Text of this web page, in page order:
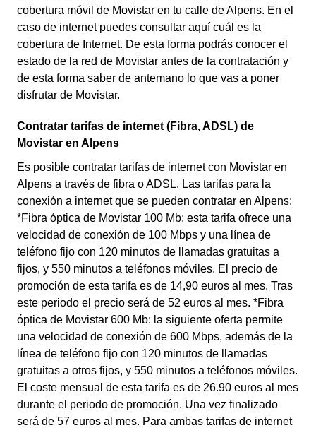
cobertura móvil de Movistar en tu calle de Alpens. En el
caso de internet puedes consultar aquí cuál es la
cobertura de Internet. De esta forma podrás conocer el
estado de la red de Movistar antes de la contratación y
de esta forma saber de antemano lo que vas a poner
disfrutar de Movistar.
Contratar tarifas de internet (Fibra, ADSL) de
Movistar en Alpens
Es posible contratar tarifas de internet con Movistar en
Alpens a través de fibra o ADSL. Las tarifas para la
conexión a internet que se pueden contratar en Alpens:
*Fibra óptica de Movistar 100 Mb: esta tarifa ofrece una
velocidad de conexión de 100 Mbps y una línea de
teléfono fijo con 120 minutos de llamadas gratuitas a
fijos, y 550 minutos a teléfonos móviles. El precio de
promoción de esta tarifa es de 14,90 euros al mes. Tras
este periodo el precio será de 52 euros al mes. *Fibra
óptica de Movistar 600 Mb: la siguiente oferta permite
una velocidad de conexión de 600 Mbps, además de la
línea de teléfono fijo con 120 minutos de llamadas
gratuitas a otros fijos, y 550 minutos a teléfonos móviles.
El coste mensual de esta tarifa es de 26.90 euros al mes
durante el periodo de promoción. Una vez finalizado
será de 57 euros al mes. Para ambas tarifas de internet